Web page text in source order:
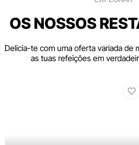
OS NOSSOS
Delicia-te com uma oferta variada de
as tuas refeições em